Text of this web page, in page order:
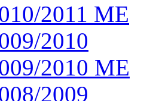
2011 ME
2010
2010 ME
2009